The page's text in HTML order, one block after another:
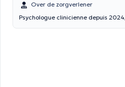
Over de zorgverlener
Psychologue clinicienne depuis